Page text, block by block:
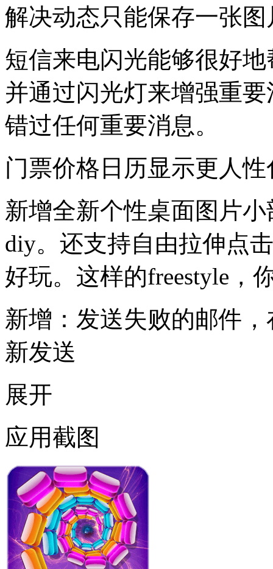
解决动态只能保存一张
短信来电闪光能够很好
并通过闪光灯来增强重
错过任何重要消息。
门票价格日历显示更人性
新增全新个性桌面图片
diy。还支持自由拉伸点
好玩。这样的freestyle，
新增：发送失败的邮件
新发送
展开
应用截图